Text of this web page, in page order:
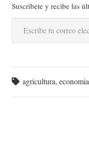
Suscríbete y recibe las
Escribe tu correo electrónico…
agricultura,economia